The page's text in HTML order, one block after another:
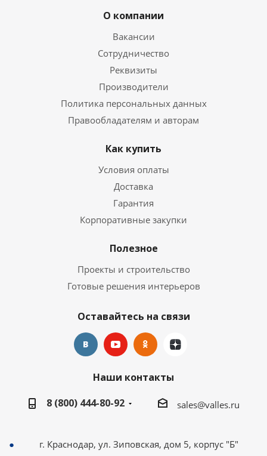
О компании
Вакансии
Сотрудничество
Реквизиты
Производители
Политика персональных данных
Правообладателям и авторам
Как купить
Условия оплаты
Доставка
Гарантия
Корпоративные закупки
Полезное
Проекты и строительство
Готовые решения интерьеров
Оставайтесь на связи
Наши контакты
8 (800) 444-80-92
sales@valles.ru
г. Краснодар, ул. Зиповская, дом 5, корпус "Б"